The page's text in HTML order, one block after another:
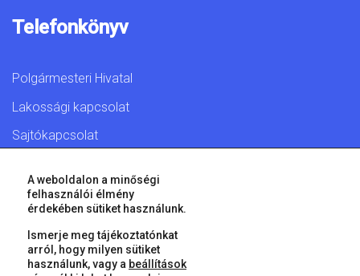
Telefonkönyv
Polgármesteri Hivatal
Lakossági kapcsolat
Sajtókapcsolat
© 2026 Győr Megyei Jogú Város • Minden jog fenntartva!
A weboldalon a minőségi
felhasználói élmény
érdekében sütiket használunk.
Ismerje meg tájékoztatónkat
arról, hogy milyen sütiket
használunk, vagy a beállítások